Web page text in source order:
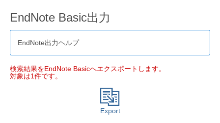
EndNote Basic出力
EndNote出力ヘルプ
検索結果をEndNote Basicへエクスポートします。
対象は1件です。
Export